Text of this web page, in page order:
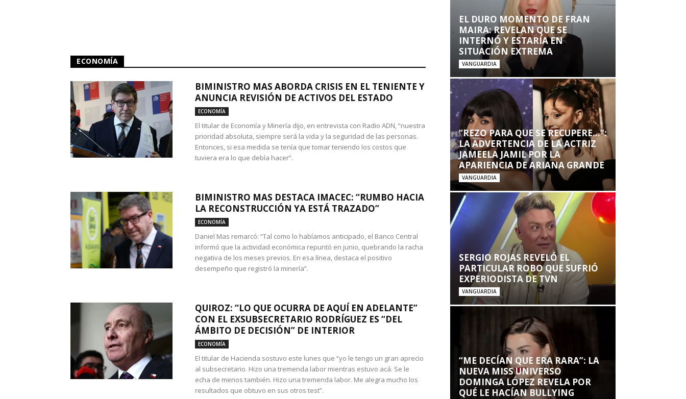
ECONOMÍA
BIMINISTRO MAS ABORDA CRISIS EN EL TENIENTE Y
ANUNCIA REVISIÓN DE ACTIVOS DEL ESTADO
ECONOMÍA
El titular de Economía y Minería dijo, en entrevista con Radio ADN, “nuestra
prioridad absoluta, siempre será la vida y la seguridad de las personas.
Entonces, si esa medida se tenía que tomar teniendo los costos que
tuviera era lo que debía hacer”.
BIMINISTRO MAS DESTACA IMACEC: “RUMBO HACIA
LA RECONSTRUCCIÓN YA ESTÁ TRAZADO”
ECONOMÍA
Daniel Mas remarcó: “Tal como lo habíamos anticipado, el Banco Central
informó que la actividad económica repuntó en junio, quebrando la racha
negativa de los meses previos. En esa línea, destaca el positivo
desempeño que registró la minería”.
QUIROZ: “LO QUE OCURRA DE AQUÍ EN ADELANTE”
CON EL EXSUBSECRETARIO RODRÍGUEZ ES “DEL
ÁMBITO DE DECISIÓN” DE INTERIOR
ECONOMÍA
El titular de Hacienda sostuvo este lunes que “yo le tengo un gran aprecio
al subsecretario. Hizo una tremenda labor mientras estuvo acá. Se le
echa de menos también. Hizo una tremenda labor. Me alegra mucho los
resultados que obtuvo en sus otros test”.
EL DURO MOMENTO DE FRAN
MAIRA: REVELAN QUE SE
INTERNÓ Y ESTARÍA EN
SITUACIÓN EXTREMA
VANGUARDIA
“REZO PARA QUE SE RECUPERE…”:
LA ADVERTENCIA DE LA ACTRIZ
JAMEELA JAMIL POR LA
APARIENCIA DE ARIANA GRANDE
VANGUARDIA
SERGIO ROJAS REVELÓ EL
PARTICULAR ROBO QUE SUFRIÓ
EXPERIODISTA DE TVN
VANGUARDIA
“ME DECÍAN QUE ERA RARA”: LA
NUEVA MISS UNIVERSO
DOMINGA LÓPEZ REVELA POR
QUÉ LE HACÍAN BULLYING